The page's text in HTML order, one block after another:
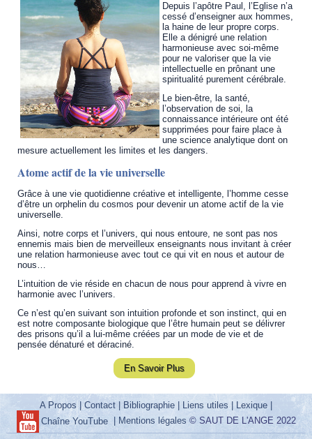
Depuis l’apôtre Paul, l’Eglise n’a
cessé d’enseigner aux hommes,
la haine de leur propre corps.
Elle a dénigré une relation
harmonieuse avec soi-même
pour ne valoriser que la vie
intellectuelle en prônant une
spiritualité purement cérébrale.
Le bien-être, la santé,
l’observation de soi, la
connaissance intérieure ont été
supprimées pour faire place à
une science analytique dont on
mesure actuellement les limites et les dangers.
Atome actif de la vie universelle
Grâce à une vie quotidienne créative et intelligente, l’homme cesse
d’être un orphelin du cosmos pour devenir un atome actif de la vie
universelle.
Ainsi, notre corps et l’univers, qui nous entoure, ne sont pas nos
ennemis mais bien de merveilleux enseignants nous invitant à créer
une relation harmonieuse avec tout ce qui vit en nous et autour de
nous…
L’intuition de vie réside en chacun de nous pour apprend à vivre en
harmonie avec l’univers.
Ce n’est qu’en suivant son intuition profonde et son instinct, qui en
est notre composante biologique que l’être humain peut se délivrer
des prisons qu’il a lui-même créées par un mode de vie et de
pensée dénaturé et déraciné.
En Savoir Plus
A Propos |Contact Bibliographie Liens utiles | Lexique
Chaîne YouTube| Mentions légales © SAUT DE L'ANGE 2022